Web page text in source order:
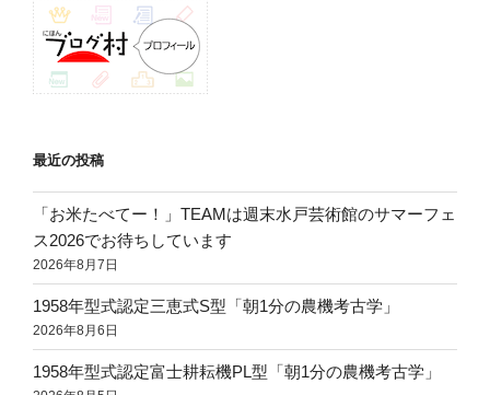
最近の投稿
「お米たべてー！」TEAMは週末水戸芸術館のサマーフェ
ス2026でお待ちしています
2026年8月7日
1958年型式認定三恵式S型「朝1分の農機考古学」
2026年8月6日
1958年型式認定富士耕耘機PL型「朝1分の農機考古学」